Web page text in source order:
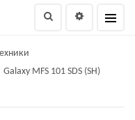
Galaxy MFS 101 SDS (SH)